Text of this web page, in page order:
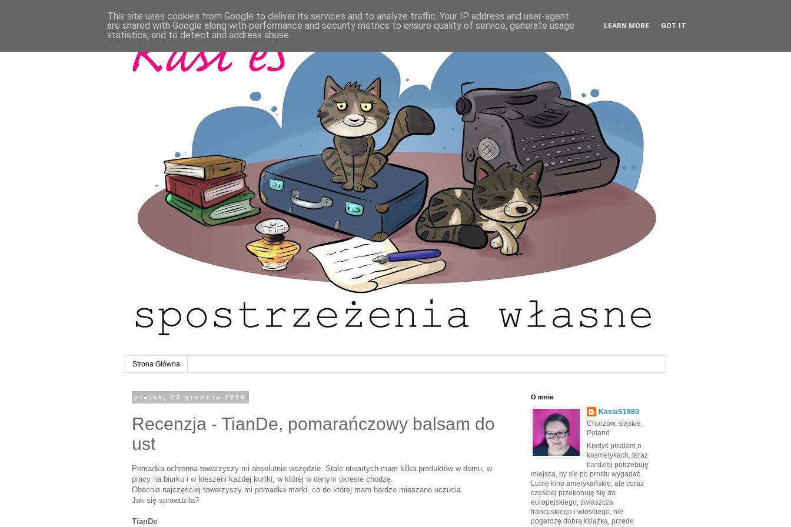
Strona Główna
piątek, 23 grudnia 2016
Recenzja - TianDe, pomarańczowy balsam do
ust
Pomadka ochronna towarzyszy mi absolutnie wszędzie. Stale otwartych mam kilka produktów w domu, w
pracy na biurku i w kieszeni każdej kurtki, w której w danym okresie chodzę.
Obecnie najczęściej towarzyszy mi pomadka marki, co do której mam bardzo mieszane uczucia.
Jak się sprawdziła?
TianDe
O mnie
KasiaS1980
Chorzów, śląskie,
Poland
Kiedyś pisałam o
kosmetykach, teraz
bardziej potrzebuję
miejsca, by się po prostu wygadać.
Lubię kino amerykańskie, ale coraz
częściej przekonuję się do
europejskiego, zwłaszcza
francuskiego i włoskiego, nie
pogardzę dobrą książką, przede
This site uses cookies from Google to deliver its services and to analyze traffic. Your IP address and user-agent
are shared with Google along with performance and security metrics to ensure quality of service, generate usage
statistics, and to detect and address abuse.
LEARN MORE GOT IT